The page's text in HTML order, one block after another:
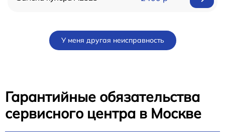
У меня другая неисправность
Гарантийные обязательства
сервисного центра в Москве